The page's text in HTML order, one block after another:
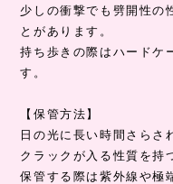
少しの衝撃でも劈開性の
とがあります。
持ち歩きの際はハードケ
す。
【保管方法】
日の光に長い時間さらさ
クラックが入る性質を持
保管する際は紫外線や極